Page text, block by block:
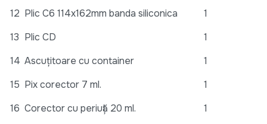
12 Plic C6 114x162mm banda siliconica
1
13 Plic CD
1
14 Ascuțitoare cu container
1
15 Pix corector 7 ml.
1
16 Corector cu periuță 20 ml.
1